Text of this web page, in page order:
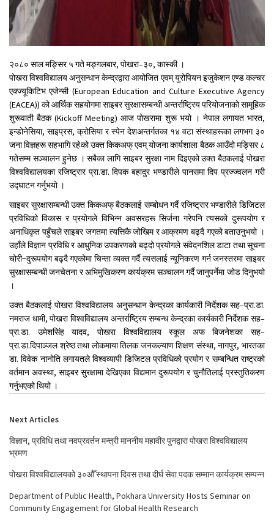
२०८० साल मङ्सिर ५ गते मङ्गलबार, पोखरा–३०, कास्की ।
पोखरा विश्वविद्यालय अनुसन्धान केन्द्रद्वारा आयोजित एवम् युरोपियन इजुकेशन एण्ड कल्चर
एक्ज्यूकिटिभ एजेन्सी (European Education and Culture Executive Agency
(EACEA)) को आर्थिक सहयोगमा साइबर सुरक्षासम्बन्धी अन्तर्राष्ट्रिय परियोजनाको सामूहिक
शुरूवाती बैठक (Kickoff Meeting) आज पोखरामा शुरू भयो । नेपाल लगायत भारत,
इन्डोनेसिया, साइप्रस, क्रोसिया र स्पेन देशअन्तर्गतका १४ वटा संस्थाहरूका लगभग ३०
जना विज्ञहरू सहभागि रहेको उक्त किकअफ् एवम् योजना कार्यशाला बैठक आउँदो मङ्सिर ८
गतेसम्म सञ्चालन हुनेछ । सबैका लागि साइबर सुरक्षा नाम दिइएको उक्त बैठकलाई पोखरा
विश्वविद्यालयका रजिष्ट्रार प्रा.डा. दिपक बहादुर भण्डारीले पानसमा दिप प्रज्ज्वलन गरी
उद्घाटन गर्नुभयो ।
साइबर सुरक्षासम्बन्धी उक्त किकअफ् बैठकलाई सम्बोधन गर्दै रजिष्ट्रार भण्डारीले डिजिटल
प्रविधिको विकास र प्रयोगले विभिन्न अवसरहरू सिर्जना गरेपनि त्यसको दुरूपयोग र
अनाधिकृत पहुँचले साइबर जगतमा त्यत्तिकै जोखिम र आक्रमण बढ्दै गएको बताउनुभयो ।
उहाँले विज्ञान प्रविधि र आधुनिक उपकरणको बढ्दो प्रयोगले संवेदनशिल डाटा तथा सूचना
चोरी÷दुरूपयोग बढ्दै गएकोमा चिन्ता व्यक्त गर्दै त्यसलाई न्यूनिकरण गर्न जनस्तरमा साइबर
सुरक्षासम्बन्धी जनचेतना र अभिमुखिकरण कार्यक्रम सञ्चालन गर्दै जानुपर्नेमा जोड दिनुभयो
।
उक्त बैठकलाई पोखरा विश्वविद्यालय अनुसन्धान केन्द्रका कार्यकारी निर्देशक सह–प्रा.डा.
नमराज धामी, पोखरा विश्वविद्यालय अन्तर्राष्ट्रिय सम्बन्ध केन्द्रका कार्यकारी निर्देशक सह–
प्रा.डा. उमेशसिंह यादव, पोखरा विश्वविद्यालय स्कूल अफ बिजनेशका सह–
प्रा.डा.दिपाञ्जल श्रेष्ठ तथा लोकमाया तिलक जनकल्याण शिक्षण संस्था, नागपुर, भारतका
डा. विवेक नानोति लगायतले विश्वव्यापी डिजिटल प्रविधिको प्रयोग र सम्बन्धित राष्ट्रको
वर्तमान अवस्था, साइबर सुरक्षामा देखिएका विद्यमान दुरूपयोग र चुनौतिलाई प्रस्तुतिकरण
गर्नुभएको थियो ।
Next Articles
विज्ञान, प्रविधि तथा नवप्रवर्तन मन्त्री माननीय महावीर पुनद्वारा पोखरा विश्वविद्यालय
भ्रमण
पोखरा विश्वविद्यालयको ३०औँ स्थापना दिवस तथा दीर्घ सेवा पदक सम्मान कार्यक्रम सम्पन्न
Department of Public Health, Pokhara University Hosts Seminar on
Community Engagement for Global Health Research